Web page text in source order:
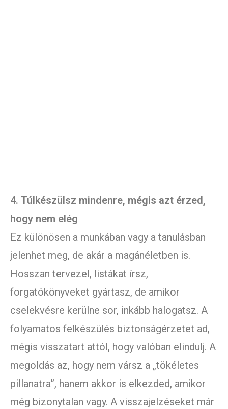
4. Túlkészülsz mindenre, mégis azt érzed,
hogy nem elég
Ez különösen a munkában vagy a tanulásban
jelenhet meg, de akár a magánéletben is.
Hosszan tervezel, listákat írsz,
forgatókönyveket gyártasz, de amikor
cselekvésre kerülne sor, inkább halogatsz. A
folyamatos felkészülés biztonságérzetet ad,
mégis visszatart attól, hogy valóban elindulj. A
megoldás az, hogy nem vársz a „tökéletes
pillanatra”, hanem akkor is elkezded, amikor
még bizonytalan vagy. A visszajelzéseket már